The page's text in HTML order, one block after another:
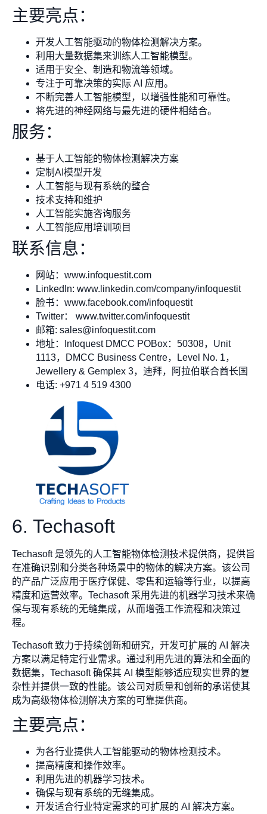
主要亮点：
开发人工智能驱动的物体检测解决方案。
利用大量数据集来训练人工智能模型。
适用于安全、制造和物流等领域。
专注于可靠决策的实际 AI 应用。
不断完善人工智能模型，以增强性能和可靠性。
将先进的神经网络与最先进的硬件相结合。
服务：
基于人工智能的物体检测解决方案
定制AI模型开发
人工智能与现有系统的整合
技术支持和维护
人工智能实施咨询服务
人工智能应用培训项目
联系信息：
网站：www.infoquestit.com
LinkedIn: www.linkedin.com/company/infoquestit
脸书：www.facebook.com/infoquestit
Twitter： www.twitter.com/infoquestit
邮箱: sales@infoquestit.com
地址：Infoquest DMCC POBox：50308，Unit
1113，DMCC Business Centre，Level No. 1，
Jewellery & Gemplex 3，迪拜，阿拉伯联合酋长国
电话: +971 4 519 4300
6. Techasoft
Techasoft 是领先的人工智能物体检测技术提供商，提供旨
在准确识别和分类各种场景中的物体的解决方案。该公司
的产品广泛应用于医疗保健、零售和运输等行业，以提高
精度和运营效率。Techasoft 采用先进的机器学习技术来确
保与现有系统的无缝集成，从而增强工作流程和决策过
程。
Techasoft 致力于持续创新和研究，开发可扩展的 AI 解决
方案以满足特定行业需求。通过利用先进的算法和全面的
数据集，Techasoft 确保其 AI 模型能够适应现实世界的复
杂性并提供一致的性能。该公司对质量和创新的承诺使其
成为高级物体检测解决方案的可靠提供商。
主要亮点：
为各行业提供人工智能驱动的物体检测技术。
提高精度和操作效率。
利用先进的机器学习技术。
确保与现有系统的无缝集成。
开发适合行业特定需求的可扩展的 AI 解决方案。